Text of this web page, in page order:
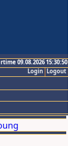
09.08.2026 15:30:50
Logout
Login